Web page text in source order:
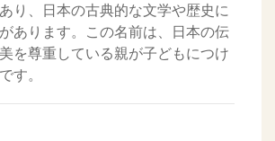
り、日本の古典的な文学や歴史に
あります。この名前は、日本の伝
を尊重している親が子どもにつけ
す。